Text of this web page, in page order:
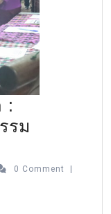
:
รม
0 Comment
|